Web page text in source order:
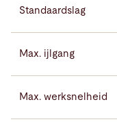
Standaardslag
Max. ijlgang
Max. werksnelheid